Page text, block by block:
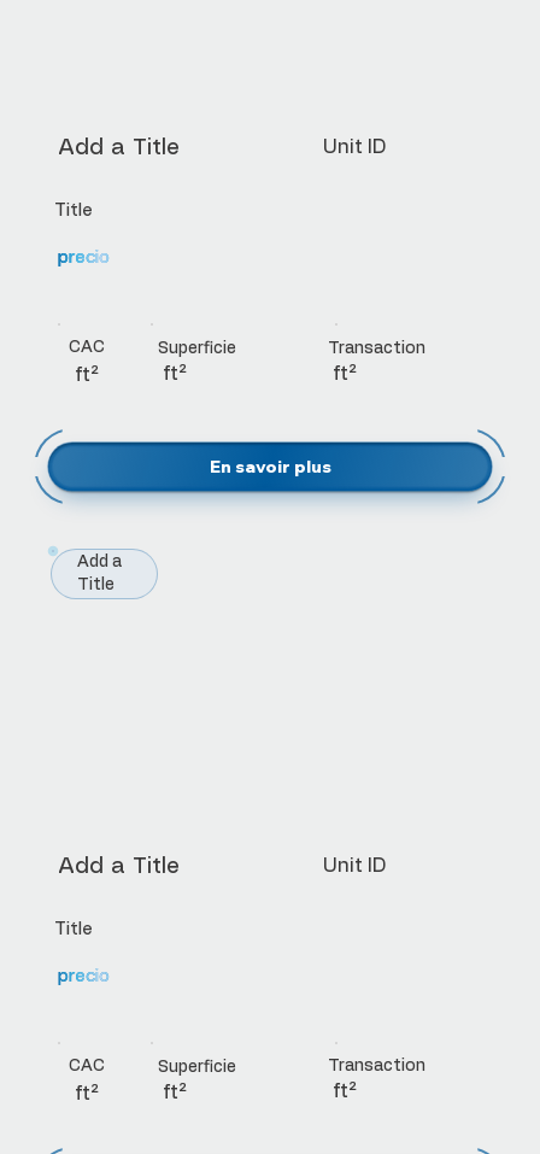
Add a Title Unit ID
Title
precio
CAC
ft²
Superficie
ft²
Transaction
ft²
En savoir plus
Add a
Title
Add a Title Unit ID
Title
precio
CAC
ft²
Superficie
ft²
Transaction
ft²